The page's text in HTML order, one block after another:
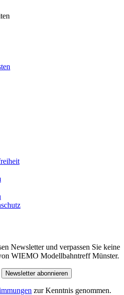
Newsletter und verpassen Sie keine
WIEMO Modellbahntreff Münster.
Newsletter abonnieren
zur Kenntnis genommen.